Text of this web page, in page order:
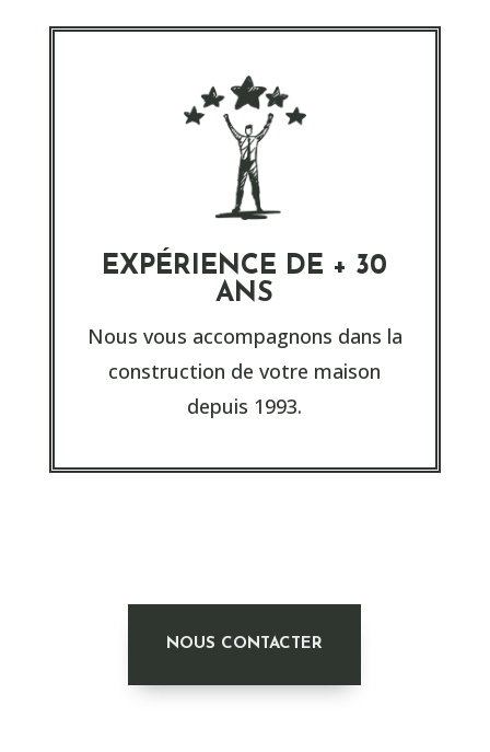
EXPÉRIENCE DE + 30
ANS
Nous vous accompagnons dans la
construction de votre maison
depuis 1993.
NOUS CONTACTER